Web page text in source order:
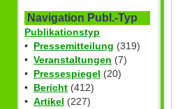
Navigation Publ.-Typ
Publikationstyp
• Pressemitteilung (319)
• Veranstaltungen (7)
• Pressespiegel (20)
• Bericht (412)
• Artikel (227)